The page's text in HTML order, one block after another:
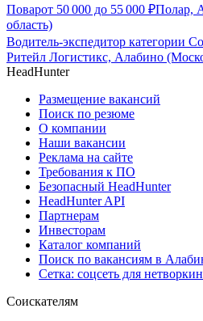
Поварот 50 000 до 55 000 ₽Полар,
область)
Водитель-экспедитор категории С
Ритейл Логистикс, Алабино
HeadHunter
Размещение вакансий
Поиск по резюме
О компании
Наши вакансии
Реклама на сайте
Требования к ПО
Безопасный HeadHunter
HeadHunter API
Партнерам
Инвесторам
Каталог компаний
Поиск по вакансиям в
Сетка: соцсеть для
Соискателям